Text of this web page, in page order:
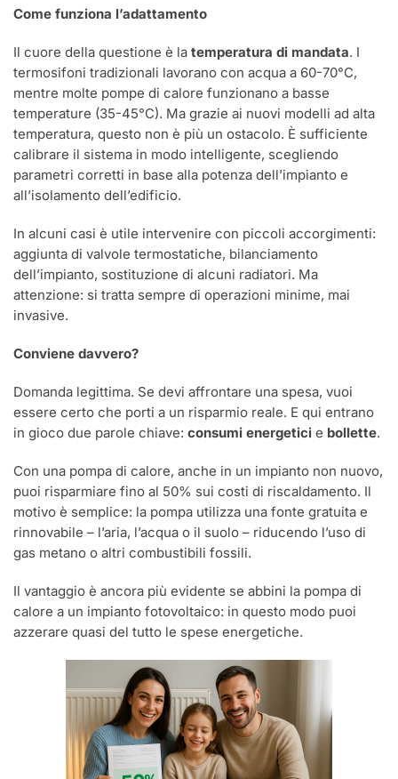
Come funziona l’adattamento
Il cuore della questione è la temperatura di mandata. I
termosifoni tradizionali lavorano con acqua a 60-70°C,
mentre molte pompe di calore funzionano a basse
temperature (35-45°C). Ma grazie ai nuovi modelli ad alta
temperatura, questo non è più un ostacolo. È sufficiente
calibrare il sistema in modo intelligente, scegliendo
parametri corretti in base alla potenza dell’impianto e
all’isolamento dell’edificio.
In alcuni casi è utile intervenire con piccoli accorgimenti:
aggiunta di valvole termostatiche, bilanciamento
dell’impianto, sostituzione di alcuni radiatori. Ma
attenzione: si tratta sempre di operazioni minime, mai
invasive.
Conviene davvero?
Domanda legittima. Se devi affrontare una spesa, vuoi
essere certo che porti a un risparmio reale. E qui entrano
in gioco due parole chiave: consumi energetici e bollette.
Con una pompa di calore, anche in un impianto non nuovo,
puoi risparmiare fino al 50% sui costi di riscaldamento. Il
motivo è semplice: la pompa utilizza una fonte gratuita e
rinnovabile – l’aria, l’acqua o il suolo – riducendo l’uso di
gas metano o altri combustibili fossili.
Il vantaggio è ancora più evidente se abbini la pompa di
calore a un impianto fotovoltaico: in questo modo puoi
azzerare quasi del tutto le spese energetiche.